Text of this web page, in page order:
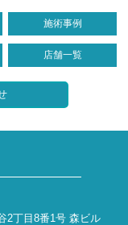
施術事例
店舗一覧
2丁目8番1号 森ビル